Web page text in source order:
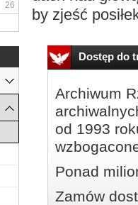
by zjeść
Dostęp do
Archiwum
od 1993
Ponad
Zamów
26